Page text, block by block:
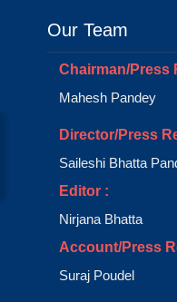
Our Team
Chairman/Press
Mahesh Pandey
Director/Press
Saileshi Bhatta
Editor :
Nirjana Bhatta
Account/Press
Suraj Poudel